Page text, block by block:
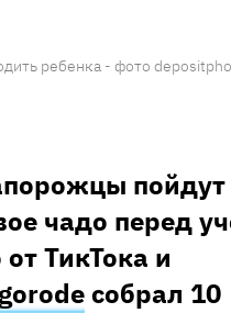
ребенка - фото
пойдут
чадо перед
ТикТока и
собрал 10